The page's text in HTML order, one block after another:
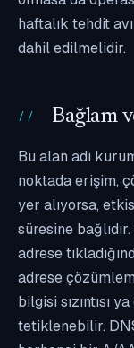
haftalık tehdit
dahil edilmelidir.
Bağlam
Bu alan adı
noktada erişim,
yer alıyorsa,
süresine
adrese
adrese
bilgisi sızıntısı
tetiklenebilir.